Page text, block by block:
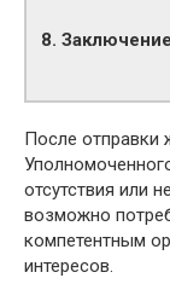
8.
После отправки
отсутствия или
возможно
компетентным
интересов.